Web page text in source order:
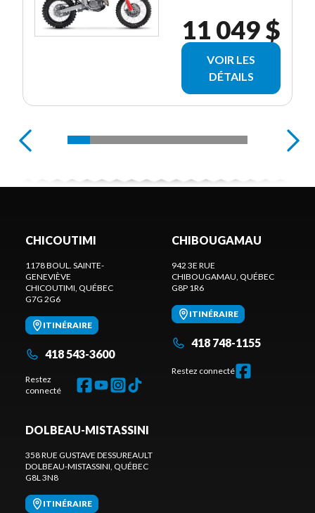
11 049 $
VOIR LES
DÉTAILS
CHICOUTIMI
1178 BOUL. SAINTE-
GENEVIÈVE
CHICOUTIMI , QUÉBEC
G7G 2G6
ITINÉRAIRE
418 543-3600
Restez
connecté
CHIBOUGAMAU
942 3E RUE
CHIBOUGAMAU , QUÉBEC
G8P 1R6
ITINÉRAIRE
418 748-1155
Restez connecté
DOLBEAU-MISTASSINI
358 RUE GUSTAVE DESSUREAULT
DOLBEAU-MISTASSINI , QUÉBEC
G8L 3N8
ITINÉRAIRE